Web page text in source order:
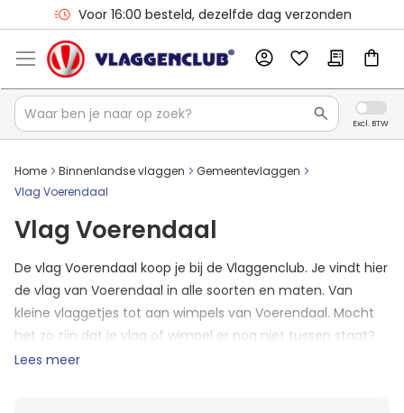
Voor 16:00 besteld, dezelfde dag verzonden
Home Binnenlandse vlaggen
Gemeentevlaggen
Vlag Voerendaal
Vlag Voerendaal
De vlag Voerendaal koop je bij de Vlaggenclub. Je vindt hier
de vlag van Voerendaal in alle soorten en maten. Van
kleine vlaggetjes tot aan wimpels van Voerendaal. Mocht
het zo zijn dat je vlag of wimpel er nog niet tussen staat?
Neem dan contact op met ons en we zullen jouw formaat
Lees meer